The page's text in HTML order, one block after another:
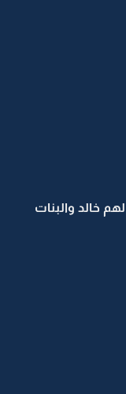
خالد والبنات